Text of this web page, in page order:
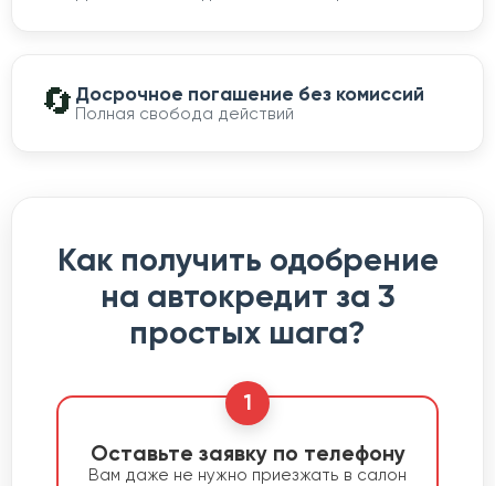
🔄 Досрочное погашение без комиссий
Полная свобода действий
Как получить одобрение
на автокредит за 3
простых шага?
1
Оставьте заявку по телефону
Вам даже не нужно приезжать в салон